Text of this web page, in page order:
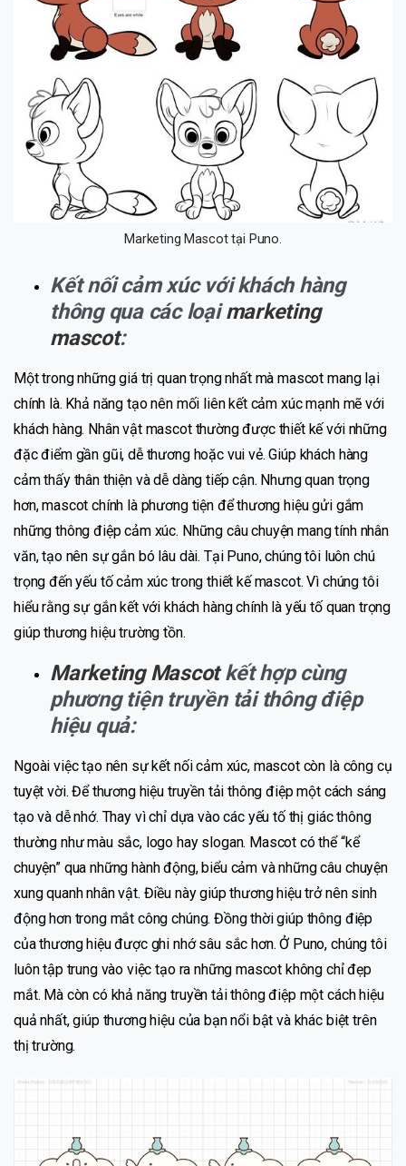
Marketing Mascot tại Puno.
Kết nối cảm xúc với khách hàng
thông qua các loạimarketing
mascot:
Một trong những giá trị quan trọng nhất mà mascot mang lại
chính là. Khả năng tạo nên mối liên kết cảm xúc mạnh mẽ với
khách hàng. Nhân vật mascot thường được thiết kế với những
đặc điểm gần gũi, dễ thương hoặc vui vẻ. Giúp khách hàng
cảm thấy thân thiện và dễ dàng tiếp cận. Nhưng quan trọng
hơn, mascot chính là phương tiện để thương hiệu gửi gắm
những thông điệp cảm xúc. Những câu chuyện mang tính nhân
văn, tạo nên sự gắn bó lâu dài. Tại Puno, chúng tôi luôn chú
trọng đến yếu tố cảm xúc trong thiết kế mascot. Vì chúng tôi
hiểu rằng sự gắn kết với khách hàng chính là yếu tố quan trọng
giúp thương hiệu trường tồn.
Marketing Mascotkết hợp cùng
phương tiện truyền tải thông điệp
hiệu quả:
Ngoài việc tạo nên sự kết nối cảm xúc, mascot còn là công cụ
tuyệt vời. Để thương hiệu truyền tải thông điệp một cách sáng
tạo và dễ nhớ. Thay vì chỉ dựa vào các yếu tố thị giác thông
thường như màu sắc, logo hay slogan. Mascot có thể “kể
chuyện” qua những hành động, biểu cảm và những câu chuyện
xung quanh nhân vật. Điều này giúp thương hiệu trở nên sinh
động hơn trong mắt công chúng. Đồng thời giúp thông điệp
của thương hiệu được ghi nhớ sâu sắc hơn. Ở Puno, chúng tôi
luôn tập trung vào việc tạo ra những mascot không chỉ đẹp
mắt. Mà còn có khả năng truyền tải thông điệp một cách hiệu
quả nhất, giúp thương hiệu của bạn nổi bật và khác biệt trên
thị trường.